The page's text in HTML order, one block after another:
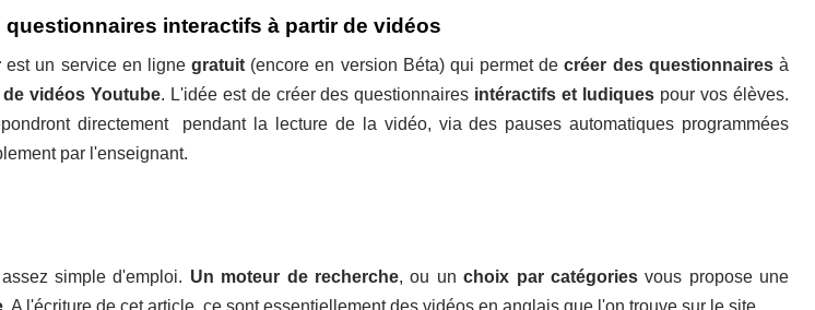
questionnaires interactifs à partir de vidéos
est un service en lignegratuit (encore en version Béta) qui permet decréer des questionnairesà
de vidéos Youtube. L'idée est de créer des questionnaires intéractifs et ludiques pour vos élèves.
directement pendant la lecture de la vidéo, via des pauses automatiques programmées
par l'enseignant.
simple d'emploi. Un moteur de recherche, ou unchoix par catégoriesvous propose une
. A l'écriture de cet article, ce sont essentiellement des vidéos en anglais que l'on trouve sur le site.